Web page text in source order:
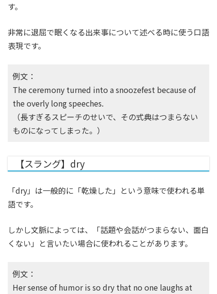
す。
非常に退屈で眠くなる出来事について述べる時に使う口語
表現です。
例文：
The ceremony turned into a snoozefest because of
the overly long speeches.
（長すぎるスピーチのせいで、その式典はつまらない
ものになってしまった。）
【スラング】dry
「dry」は一般的に「乾燥した」という意味で使われる単
語です。
しかし文脈によっては、「話題や会話がつまらない、面白
くない」と言いたい場合に使われることがあります。
例文：
Her sense of humor is so dry that no one laughs at